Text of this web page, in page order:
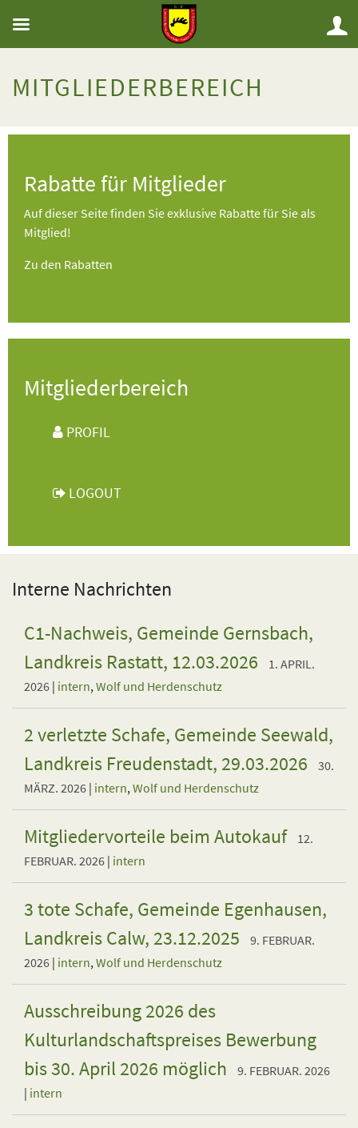
MITGLIEDERBEREICH
Rabatte für Mitglieder
Auf dieser Seite finden Sie exklusive Rabatte für Sie als
Mitglied!
Zu den Rabatten
Mitgliederbereich
PROFIL
LOGOUT
Interne Nachrichten
C1-Nachweis, Gemeinde Gernsbach,
Landkreis Rastatt, 12.03.2026
1. APRIL.
2026 | intern,Wolf und Herdenschutz
2 verletzte Schafe, Gemeinde Seewald,
Landkreis Freudenstadt, 29.03.2026
30.
MÄRZ. 2026 | intern,Wolf und Herdenschutz
Mitgliedervorteile beim Autokauf
12.
FEBRUAR. 2026 | intern
3 tote Schafe, Gemeinde Egenhausen,
Landkreis Calw, 23.12.2025
9. FEBRUAR.
2026 | intern,Wolf und Herdenschutz
Ausschreibung 2026 des
Kulturlandschaftspreises Bewerbung
bis 30. April 2026 möglich
9. FEBRUAR. 2026
| intern